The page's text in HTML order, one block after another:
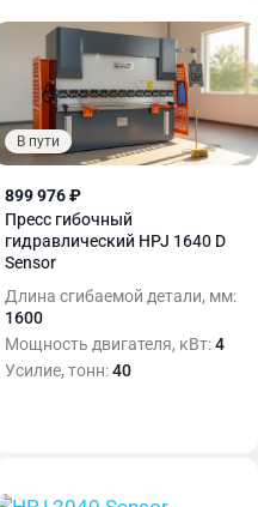
В пути
899 976 ₽
Пресс гибочный
гидравлический HPJ 1640 D
Sensor
Длина сгибаемой детали, мм:
1600
Мощность двигателя, кВт:4
Усилие, тонн:40